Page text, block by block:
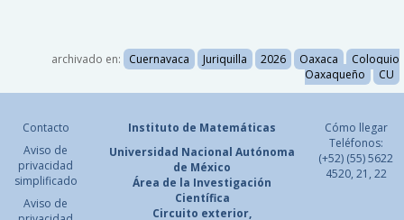
archivado en: Cuernavaca Juriquilla 2026 Oaxaca
Coloquio
Oaxaqueño
CU
Contacto
Aviso de
privacidad
simplificado
Aviso de
Instituto de Matemáticas
Universidad Nacional Autónoma
de México
Área de la Investigación
Científica
Circuito exterior,
Cómo llegar
Teléfonos:
(+52) (55) 5622
4520, 21, 22